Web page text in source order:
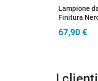
Lampione
Finitura
67,90 €